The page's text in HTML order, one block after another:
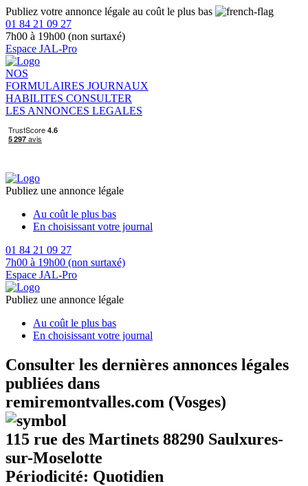
Publiez votre annonce légale au coût le plus bas
01 84 21 09 27
7h00 à 19h00 (non surtaxé)
Espace JAL-Pro
NOS
FORMULAIRES JOURNAUX
HABILITES CONSULTER
LES ANNONCES LEGALES
Publiez une annonce légale
Au coût le plus bas
En choisissant votre journal
01 84 21 09 27
7h00 à 19h00 (non surtaxé)
Espace JAL-Pro
Publiez une annonce légale
Au coût le plus bas
En choisissant votre journal
Consulter les dernières annonces légales
publiées dans
remiremontvalles.com (Vosges)
115 rue des Martinets 88290 Saulxures-
sur-Moselotte
Périodicité: Quotidien